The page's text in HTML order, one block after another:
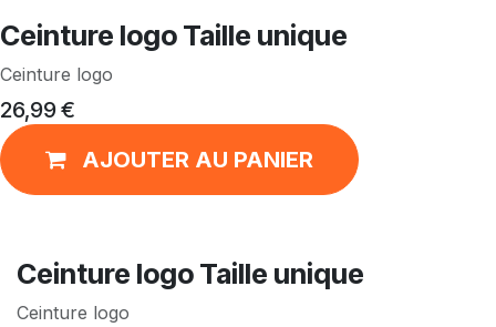
Ceinture logo Taille unique
Ceinture logo
26,99€
AJOUTER AU PANIER
Ceinture logo Taille unique
Ceinture logo